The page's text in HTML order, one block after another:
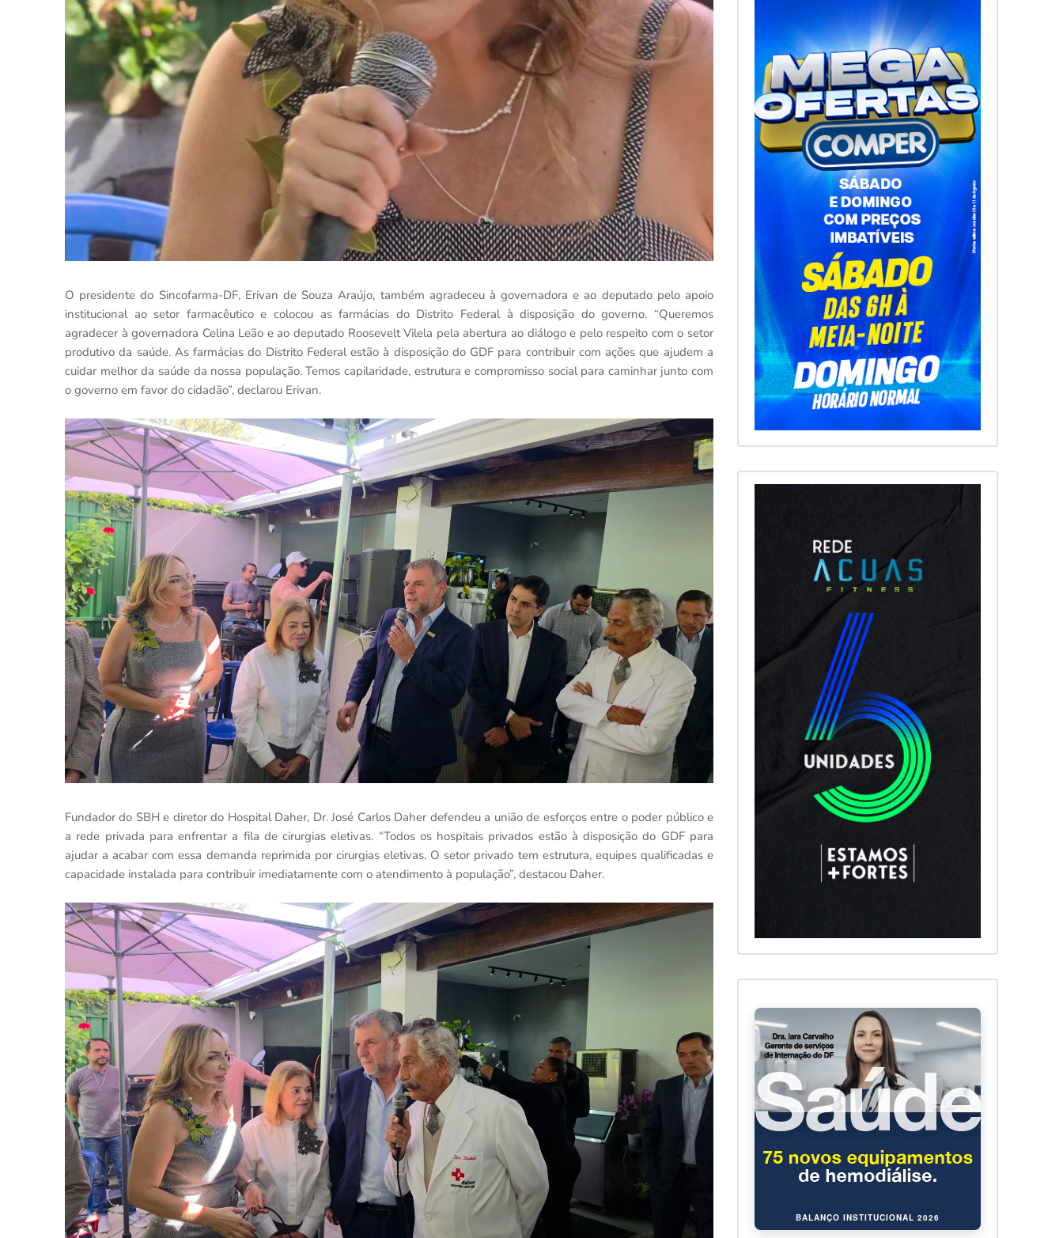
O presidente do Sincofarma-DF, Erivan de Souza Araújo, também agradeceu à governadora e ao deputado pelo apoio
institucional ao setor farmacêutico e colocou as farmácias do Distrito Federal à disposição do governo. “Queremos
agradecer à governadora Celina Leão e ao deputado Roosevelt Vilela pela abertura ao diálogo e pelo respeito com o setor
produtivo da saúde. As farmácias do Distrito Federal estão à disposição do GDF para contribuir com ações que ajudem a
cuidar melhor da saúde da nossa população. Temos capilaridade, estrutura e compromisso social para caminhar junto com
o governo em favor do cidadão”, declarou Erivan.
Fundador do SBH e diretor do Hospital Daher, Dr. José Carlos Daher defendeu a união de esforços entre o poder público e
a rede privada para enfrentar a fila de cirurgias eletivas. “Todos os hospitais privados estão à disposição do GDF para
ajudar a acabar com essa demanda reprimida por cirurgias eletivas. O setor privado tem estrutura, equipes qualificadas e
capacidade instalada para contribuir imediatamente com o atendimento à população”, destacou Daher.
BALANÇO INSTITUCIONAL 2026